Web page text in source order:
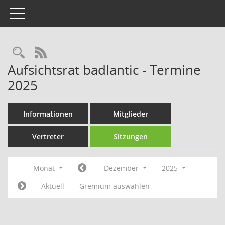
Toggle navigation
Rechercheauswahl
RSS-Feed
Aufsichtsrat badlantic - Termine
2025
Informationen Mitglieder
Vertreter Sitzungen
Monat Dezember
2025
Aktuell
Gremium auswählen